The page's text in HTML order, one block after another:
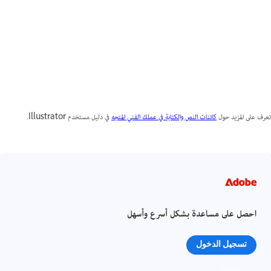
تعرف على المزيد حولكائنات النص والكتابة في عملك الفني المتجهفي دليل مستخدم Illustrator.
احصل على مساعدة بشكل أسرع وأسهل
تسجيل الدخول